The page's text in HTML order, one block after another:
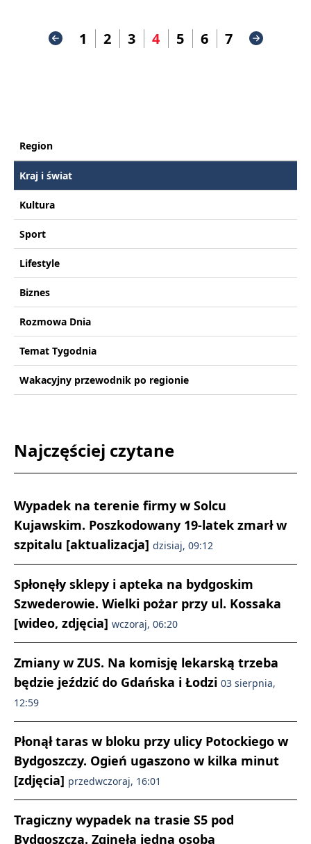
1 2 3 4 5 6 7
Region
Kraj i świat
Kultura
Sport
Lifestyle
Biznes
Rozmowa Dnia
Temat Tygodnia
Wakacyjny przewodnik po regionie
Najczęściej czytane
Wypadek na terenie firmy w Solcu
Kujawskim. Poszkodowany 19-latek zmarł w
szpitalu [aktualizacja] dzisiaj, 09:12
Spłonęły sklepy i apteka na bydgoskim
Szwederowie. Wielki pożar przy ul. Kossaka
[wideo, zdjęcia] wczoraj, 06:20
Zmiany w ZUS. Na komisję lekarską trzeba
będzie jeździć do Gdańska i Łodzi 03 sierpnia,
12:59
Płonął taras w bloku przy ulicy Potockiego w
Bydgoszczy. Ogień ugaszono w kilka minut
[zdjęcia] przedwczoraj, 16:01
Tragiczny wypadek na trasie S5 pod
Bydgoszczą. Zginęła jedna osoba